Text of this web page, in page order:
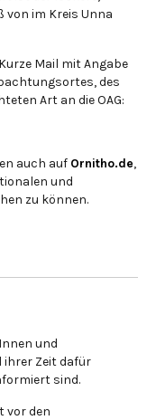
im Kreis Unna
Mail mit Angabe
des
Art an die OAG:
auch auf Ornitho.de,
und
zu können.
und
ihrer Zeit dafür
sind.
vor den